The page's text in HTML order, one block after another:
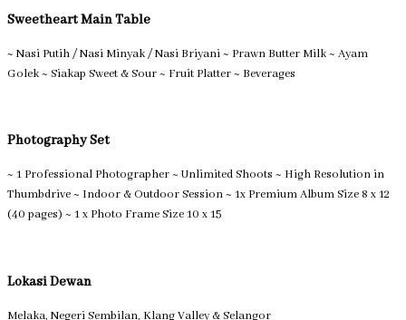
Sweetheart Main Table
~ Nasi Putih / Nasi Minyak / Nasi Briyani ~ Prawn Butter Milk ~ Ayam
Golek ~ Siakap Sweet & Sour ~ Fruit Platter ~ Beverages
Photography Set
~ 1 Professional Photographer ~ Unlimited Shoots ~ High Resolution in
Thumbdrive ~ Indoor & Outdoor Session ~ 1x Premium Album Size 8 x 12
(40 pages) ~ 1 x Photo Frame Size 10 x 15
Lokasi Dewan
Melaka, Negeri Sembilan, Klang Valley & Selangor